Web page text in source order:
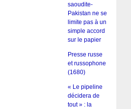
saoudite-
Pakistan ne se
limite pas à un
simple accord
sur le papier
Presse russe
et russophone
(1680)
« Le pipeline
décidera de
tout » : la